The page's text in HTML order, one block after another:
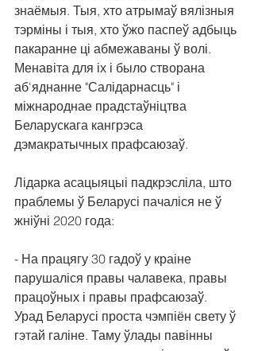
знаёмыя. Тыя, хто атрымаў вялізныя
тэрміны і тыя, хто ўжо паспеў адбыць
пакаранне ці абмежаваны ў волі.
Менавіта для іх і было створана
аб'яднанне "Салідарнасць" і
міжнароднае прадстаўніцтва
Беларускага кангрэса
дэмакратычных прафсаюзаў.
Лідарка асацыяцыі падкрэсліла, што
праблемы ў Беларусі пачаліся не ў
жніўні 2020 года:
- На працягу 30 гадоў у краіне
парушаліся правы чалавека, правы
працоўных і правы прафсаюзаў.
Урад Беларусі проста чэмпіён свету ў
гэтай галіне. Таму ўлады павінны